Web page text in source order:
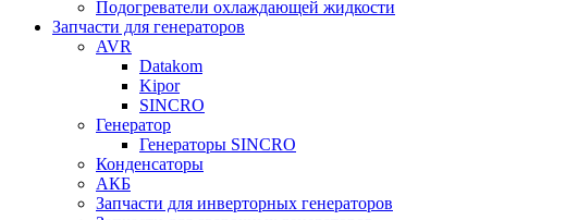
Подогреватели охлаждающей жидкости
Запчасти для генераторов
AVR
Datakom
Kipor
SINCRO
Генератор
Генераторы SINCRO
Конденсаторы
АКБ
Запчасти для инверторных генераторов